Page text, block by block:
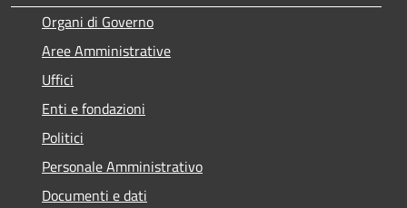
Organi di Governo
Aree Amministrative
Uffici
Enti e fondazioni
Politici
Personale Amministrativo
Documenti e dati